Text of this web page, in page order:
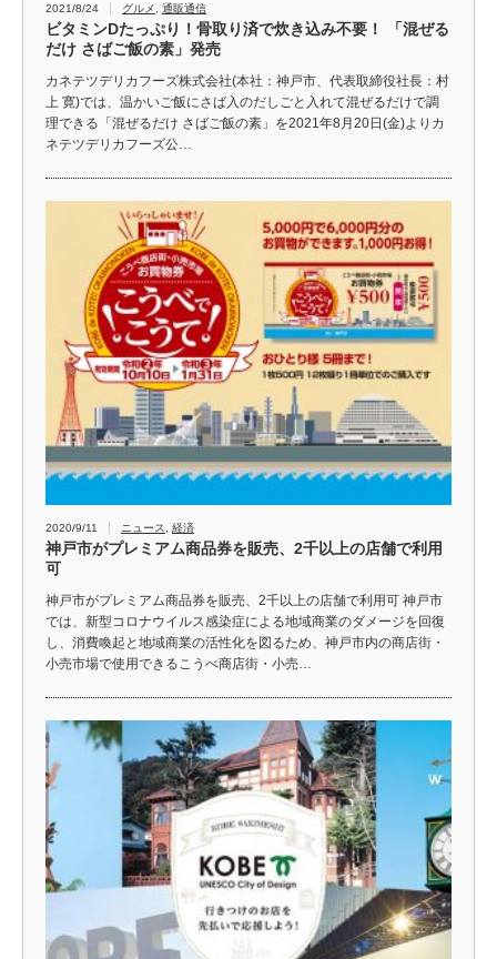
2021/8/24 グルメ 通販通信
ビタミンDたっぷり！骨取り済で炊き込み不要！ 「混ぜる
だけ さばご飯の素」発売
カネテツデリカフーズ株式会社(本社：神戸市、代表取締役社長：村
上 寛)では、温かいご飯にさば入のだしごと入れて混ぜるだけで調
理できる「混ぜるだけ さばご飯の素」を2021年8月20日(金)よりカ
ネテツデリカフーズ公…
2020/9/11 ニュース, 経済
神戸市がプレミアム商品券を販売、2千以上の店舗で利用
可
神戸市がプレミアム商品券を販売、2千以上の店舗で利用可 神戸市
では、新型コロナウイルス感染症による地域商業のダメージを回復
し、消費喚起と地域商業の活性化を図るため、神戸市内の商店街・
小売市場で使用できるこうべ商店街・小売…